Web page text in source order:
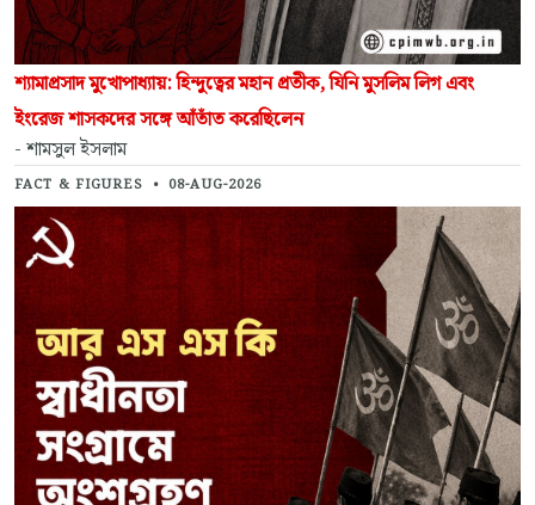
শ্যামাপ্রসাদ মুখোপাধ্যায়: হিন্দুত্বের মহান প্রতীক, যিনি মুসলিম লিগ এবং
ইংরেজ শাসকদের সঙ্গে আঁতাঁত করেছিলেন
- শামসুল ইসলাম
FACT & FIGURES • 08-AUG-2026